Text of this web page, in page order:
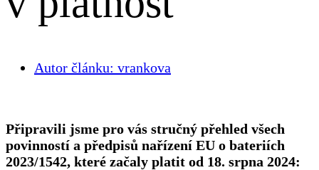
Autor článku: vrankova
Připravili jsme pro vás stručný přehled všech
povinností a předpisů nařízení EU o bateriích
2023/1542, které začaly platit od 18. srpna 2024: